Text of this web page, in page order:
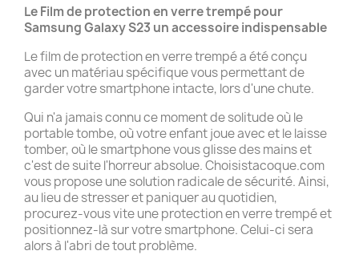
Le Film de protection en verre trempé pour
Samsung Galaxy S23 un accessoire indispensable
Le film de protection en verre trempé a été conçu
avec un matériau spécifique vous permettant de
garder votre smartphone intacte, lors d'une chute.
Qui n'a jamais connu ce moment de solitude où le
portable tombe, où votre enfant joue avec et le laisse
tomber, où le smartphone vous glisse des mains et
c'est de suite l'horreur absolue. Choisistacoque.com
vous propose une solution radicale de sécurité. Ainsi,
au lieu de stresser et paniquer au quotidien,
procurez-vous vite une protection en verre trempé et
positionnez-là sur votre smartphone. Celui-ci sera
alors à l'abri de tout problème.